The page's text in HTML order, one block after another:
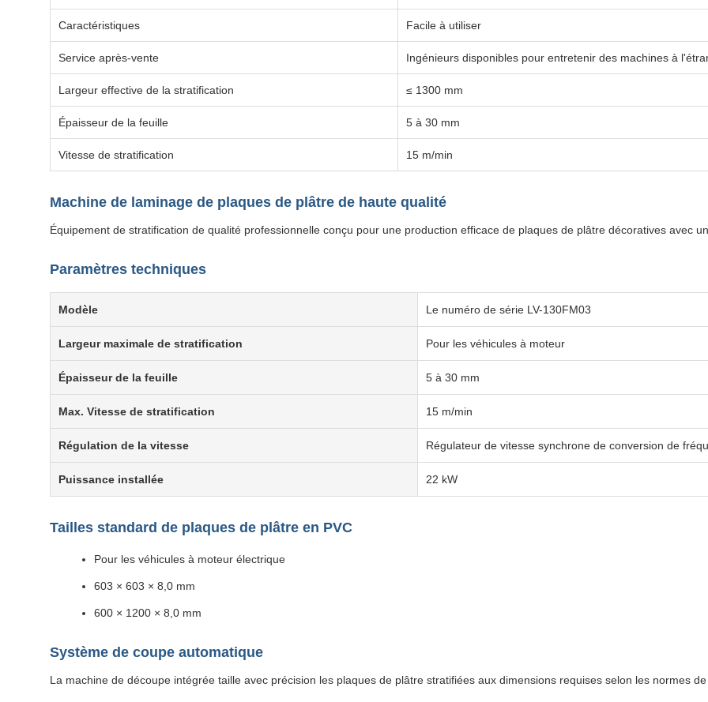
Caractéristiques Facile à utiliser
Service après-vente Ingénieurs disponibles pour entretenir des machines à
Largeur effective de la stratification ≤ 1300 mm
Épaisseur de la feuille 5 à 30 mm
Vitesse de stratification 15 m/min
Machine de laminage de plaques de plâtre de haute qualité
Équipement de stratification de qualité professionnelle conçu pour une production efficace de plaques de plâtre décoratives avec
Paramètres techniques
Modèle Le numéro de série LV-130FM03
Largeur maximale de stratification Pour les véhicules à moteur
Épaisseur de la feuille 5 à 30 mm
Max. Vitesse de stratification 15 m/min
Régulation de la vitesse Régulateur de vitesse synchrone de conversion de
Puissance installée 22 kW
Tailles standard de plaques de plâtre en PVC
Pour les véhicules à moteur électrique
603 × 603 × 8,0 mm
600 × 1200 × 8,0 mm
Système de coupe automatique
La machine de découpe intégrée taille avec précision les plaques de plâtre stratifiées aux dimensions requises selon les normes de